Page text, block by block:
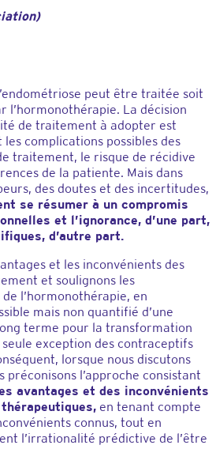
peut être traitée soit
l’hormonothérapie. La décision
de traitement à adopter est
complications possibles des
traitement, le risque de récidive
de la patiente. Mais dans
des doutes et des incertitudes,
se résumer à un compromis
et l’ignorance, d’une part,
d’autre part.
et les inconvénients des
et soulignons les
l’hormonothérapie, en
mais non quantifié d’une
terme pour la transformation
exception des contraceptifs
lorsque nous discutons
préconisons l’approche consistant
avantages et des inconvénients
en tenant compte
connus, tout en
l’irrationalité prédictive de l’être